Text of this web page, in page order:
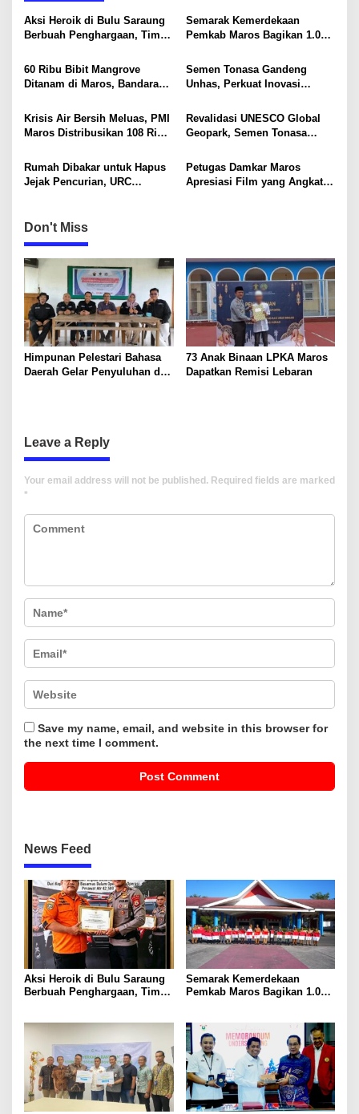
a
v
i
g
a
t
o
Aksi Heroik di Bulu Saraung
Berbuah Penghargaan, Tim
Diapresiasi Basarnas
Semarak Kemerdekaan
Pemkab Maros Bagikan 1.000
Warga
60 Ribu Bibit Mangrove
Ditanam di Maros, Bandara
Konservasi Pesisir
Semen Tonasa Gandeng
Unhas, Perkuat Inovasi
Berkelanjutan
Krisis Air Bersih Meluas, PMI
Maros Distribusikan 108 Ribu
Revalidasi UNESCO Global
Geopark, Semen Tonasa
Warisan Dunia
Rumah Dibakar untuk Hapus
Jejak Pencurian, URC
Petugas Damkar Maros
Apresiasi Film yang Angkat
Don't Miss
Himpunan Pelestari Bahasa
Daerah Gelar Penyuluhan di
73 Anak Binaan LPKA Maros
Dapatkan Remisi Lebaran
Leave a Reply
Your email address will not be published. Required fields are marked
*
Save my name, email, and website in this browser for
the next time I comment.
News Feed
Aksi Heroik di Bulu Saraung
Berbuah Penghargaan, Tim
Semarak Kemerdekaan
Pemkab Maros Bagikan 1.000